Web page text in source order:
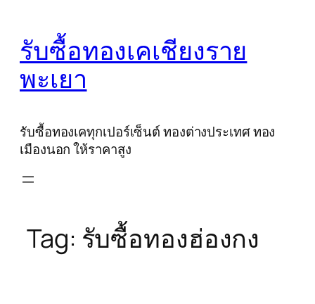
content
รับซื้อทองเคเชียงราย
พะเยา
รับซื้อทองเคทุกเปอร์เซ็นต์ ทองต่างประเทศ ทอง
เมืองนอก ให้ราคาสูง
Tag: รับซื้อทองฮ่องกง